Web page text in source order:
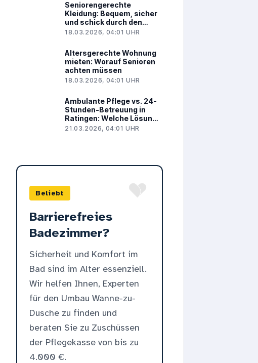
Seniorengerechte
Kleidung: Bequem, sicher
und schick durch den
Alltag
18.03.2026, 04:01 UHR
Altersgerechte Wohnung
mieten: Worauf Senioren
achten müssen
18.03.2026, 04:01 UHR
Ambulante Pflege vs. 24-
Stunden-Betreuung in
Ratingen: Welche Lösung
passt zu Ihnen?
21.03.2026, 04:01 UHR
Beliebt
Barrierefreies
Badezimmer?
Sicherheit und Komfort im
Bad sind im Alter essenziell.
Wir helfen Ihnen, Experten
für den Umbau Wanne-zu-
Dusche zu finden und
beraten Sie zu Zuschüssen
der Pflegekasse von bis zu
4.000 €.